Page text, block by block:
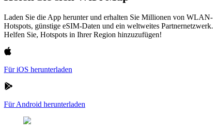
Laden Sie die App herunter und erhalten Sie Millionen von WLAN-
Hotspots, günstige eSIM-Daten und ein weltweites Partnernetzwerk.
Helfen Sie, Hotspots in Ihrer Region hinzuzufügen!
Für iOS herunterladen
Für Android herunterladen